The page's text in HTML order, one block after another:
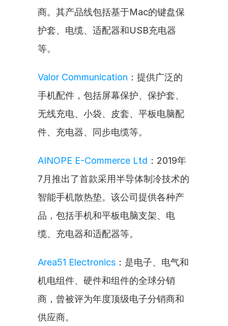
商。其产品线包括基于Mac的键盘保
护套、电缆、适配器和USB充电器
等。
Valor Communication ：提供广泛的
手机配件，包括屏幕保护、保护套、
无线充电、小袋、皮套、平板电脑配
件、充电器、同步电缆等。
AINOPE E-Commerce Ltd ：2019年
7月推出了首款采用半导体制冷技术的
智能手机散热垫。该公司提供各种产
品，包括手机和平板电脑支架、电
缆、充电器和适配器等。
Area51 Electronics ：是电子、电气和
机电组件、硬件和组件的全球分销
商，曾被评为年度顶级电子分销商和
供应商。